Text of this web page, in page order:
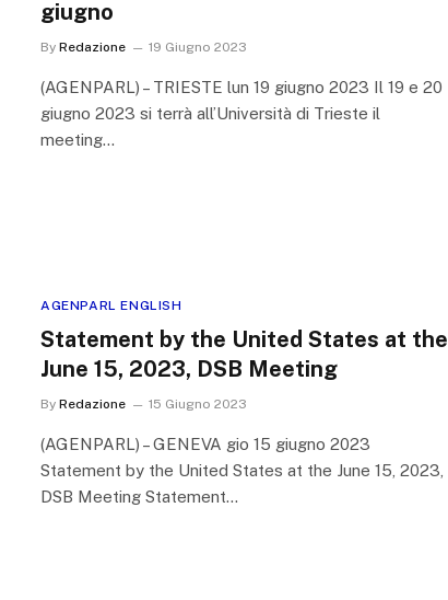
giugno
By Redazione 19 Giugno 2023
(AGENPARL) – TRIESTE lun 19 giugno 2023 Il 19 e 20
giugno 2023 si terrà all’Università di Trieste il
meeting…
AGENPARL ENGLISH
Statement by the United States at the
June 15, 2023, DSB Meeting
By Redazione 15 Giugno 2023
(AGENPARL) – GENEVA gio 15 giugno 2023
Statement by the United States at the June 15, 2023,
DSB Meeting Statement…